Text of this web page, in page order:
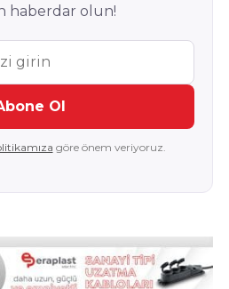
haberdar olun!
Ol
göre önem veriyoruz.